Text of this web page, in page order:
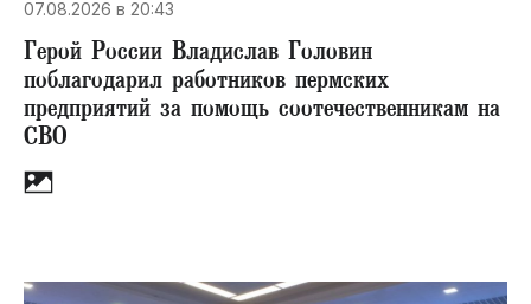
07.08.2026 в 20:43
Герой России Владислав Головин
поблагодарил работников пермских
предприятий за помощь соотечественникам на
СВО